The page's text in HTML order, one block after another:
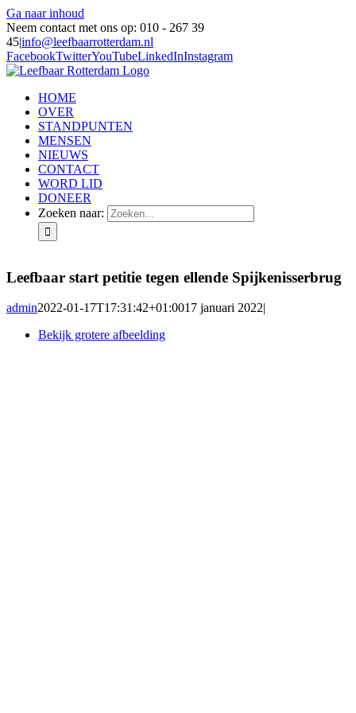
Ga naar inhoud
Neem contact met ons op: 010 - 267 39
45|info@leefbaarrotterdam.nl
FacebookTwitterYouTubeLinkedInInstagram
HOME
OVER
STANDPUNTEN
MENSEN
NIEUWS
CONTACT
WORD LID
DONEER
Zoeken naar:
Leefbaar start petitie tegen ellende Spijkenisserbrug
admin2022-01-17T17:31:42+01:0017 januari 2022|
Bekijk grotere afbeelding